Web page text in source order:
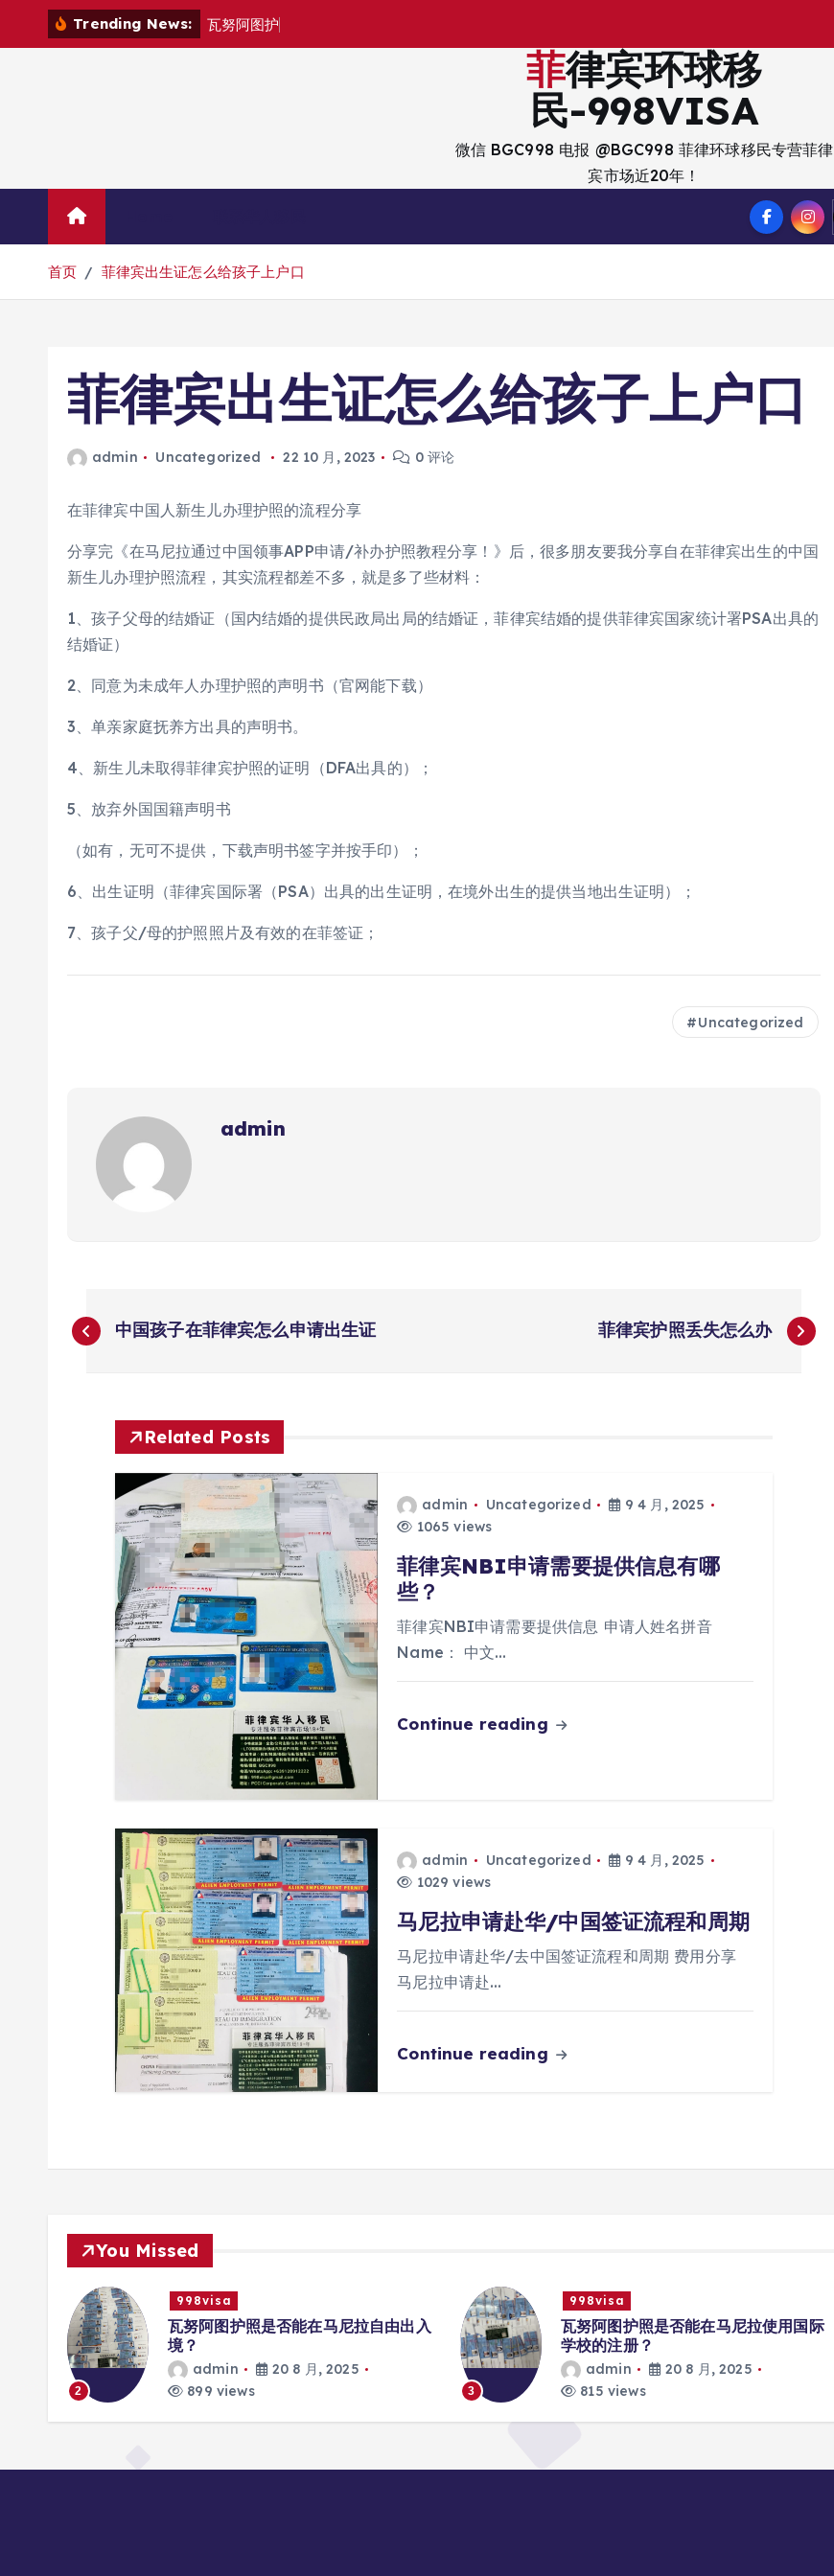
Trending News: 瓦努阿图护
菲律宾环球移
民-998VISA
微信 BGC998 电报 @BGC998 菲律环球移民专营菲律
宾市场近20年！
首页 菲律宾出生证怎么给孩子上户口
菲律宾出生证怎么给孩子上户口
admin Uncategorized 22 10 月, 2023 0 评论
在菲律宾中国人新生儿办理护照的流程分享
分享完《在马尼拉通过中国领事APP申请/补办护照教程分享！》后，很多朋友要我分享自在菲律宾出生的中国
新生儿办理护照流程，其实流程都差不多，就是多了些材料：
1、孩子父母的结婚证（国内结婚的提供民政局出局的结婚证，菲律宾结婚的提供菲律宾国家统计署PSA出具的
结婚证）
2、同意为未成年人办理护照的声明书（官网能下载）
3、单亲家庭抚养方出具的声明书。
4、新生儿未取得菲律宾护照的证明（DFA出具的）；
5、放弃外国国籍声明书
（如有，无可不提供，下载声明书签字并按手印）；
6、出生证明（菲律宾国际署（PSA）出具的出生证明，在境外出生的提供当地出生证明）；
7、孩子父/母的护照照片及有效的在菲签证；
Uncategorized
admin
文
中国孩子在菲律宾怎么申请出生证 菲律宾护照丢失怎么办
Related Posts
admin Uncategorized
9 4 月, 2025
1065 views
菲律宾NBI申请需要提供信息有哪
些？
菲律宾NBI申请需要提供信息 申请人姓名拼音
Name： 中文…
Continue reading
admin Uncategorized
9 4 月, 2025
1029 views
马尼拉申请赴华/中国签证流程和周期
马尼拉申请赴华/去中国签证流程和周期 费用分享
马尼拉申请赴…
Continue reading
You Missed
2
998visa
瓦努阿图护照是否能在马尼拉自由出入
境？
admin
20 8 月, 2025
899 views
3
998visa
瓦努阿图护照是否能在马尼拉使用国际
学校的注册？
admin
20 8 月, 2025
815 views